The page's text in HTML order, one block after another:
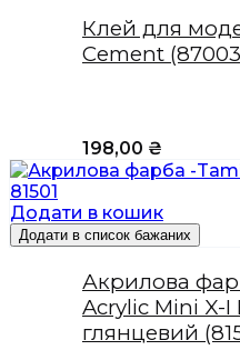
Клей для
Cement
198,00 ₴
Додати в кошик
Додати в список бажаних
Акрилова
Acrylic Mini X-
глянцевий